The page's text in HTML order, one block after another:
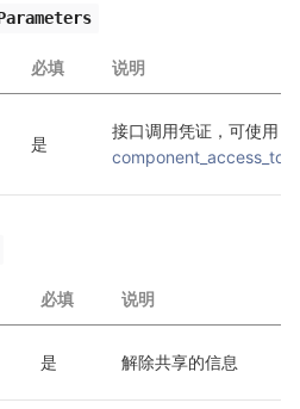
必填 说明
是
必填 说明
是 解除共享的信息